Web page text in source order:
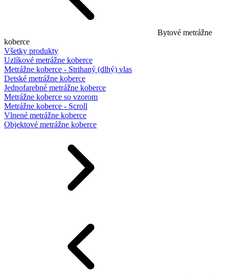
Bytové metrážne
koberce
Všetky produkty
Uzlíkové metrážne koberce
Metrážne koberce - Strihaný (dlhý) vlas
Detské metrážne koberce
Jednofarebné metrážne koberce
Metrážne koberce so vzorom
Metrážne koberce - Scroll
Vlnené metrážne koberce
Objektové metrážne koberce